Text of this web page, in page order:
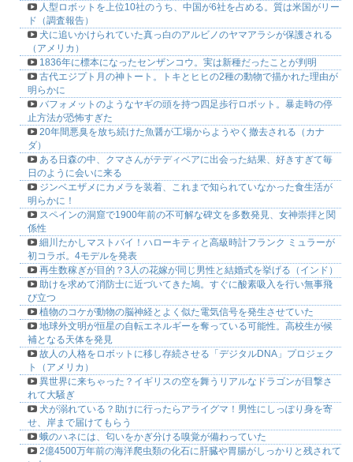
人型ロボットを上位10社のうち、中国が6社を占める。質は米国がリー
ド（調査報告）
犬に追いかけられていた真っ白のアルビノのヤマアラシが保護される
（アメリカ）
1836年に標本になったセンザンコウ。実は新種だったことが判明
古代エジプト月の神トート。トキとヒヒの2種の動物で描かれた理由が
明らかに
バフォメットのようなヤギの頭を持つ四足歩行ロボット。暴走時の停
止方法が恐怖すぎた
20年間悪臭を放ち続けた魚醤が工場からようやく撤去される（カナ
ダ）
ある日森の中、クマさんがテディベアに出会った結果、好きすぎて毎
日のように会いに来る
ジンベエザメにカメラを装着、これまで知られていなかった食生活が
明らかに！
スペインの洞窟で1900年前の不可解な碑文を多数発見、女神崇拝と関
係性
細川たかしマストバイ！ハローキティと高級時計フランク ミュラーが
初コラボ。4モデルを発表
再生数稼ぎが目的？3人の花嫁が同じ男性と結婚式を挙げる（インド）
助けを求めて消防士に近づいてきた鳩。すぐに酸素吸入を行い無事飛
び立つ
植物のコケが動物の脳神経とよく似た電気信号を発生させていた
地球外文明が恒星の自転エネルギーを奪っている可能性。高校生が候
補となる天体を発見
故人の人格をロボットに移し存続させる「デジタルDNA」プロジェク
ト（アメリカ）
異世界に来ちゃった？イギリスの空を舞うリアルなドラゴンが目撃さ
れて大騒ぎ
犬が溺れている？助けに行ったらアライグマ！男性にしっぽり身を寄
せ、岸まで届けてもらう
蛾のハネには、匂いをかぎ分ける嗅覚が備わっていた
2億4500万年前の海洋爬虫類の化石に肝臓や胃腸がしっかりと残されて